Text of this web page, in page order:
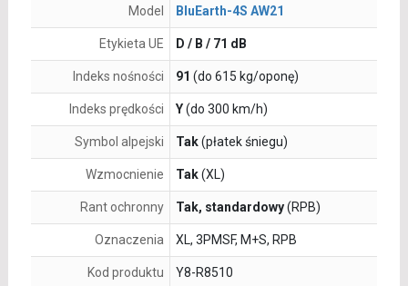
Model BluEarth-4S AW21
Etykieta UE D / B / 71 dB
Indeks nośności 91 (do 615 kg/oponę)
Indeks prędkości Y(do 300 km/h)
Symbol alpejski Tak(płatek śniegu)
Wzmocnienie Tak(XL)
Rant ochronny Tak, standardowy(RPB)
Oznaczenia XL, 3PMSF, M+S, RPB
Kod produktu Y8-R8510